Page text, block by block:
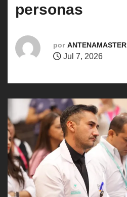
personas
por ANTENAMASTER
Jul 7, 2026